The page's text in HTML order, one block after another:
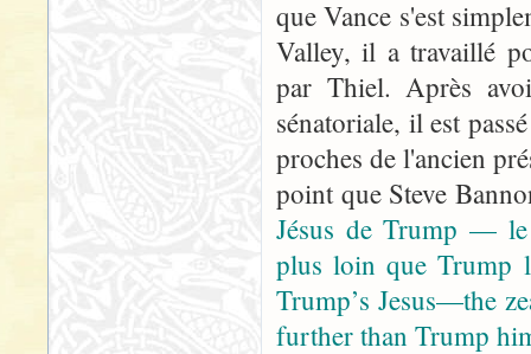
que Vance s'est
Valley, il a travaillé
par Thiel. Après
sénatoriale, il est
proches de l'ancien
point que Steve
Jésus de Trump — le
plus loin que Trump
Trump’s Jesus—the
further than Trump